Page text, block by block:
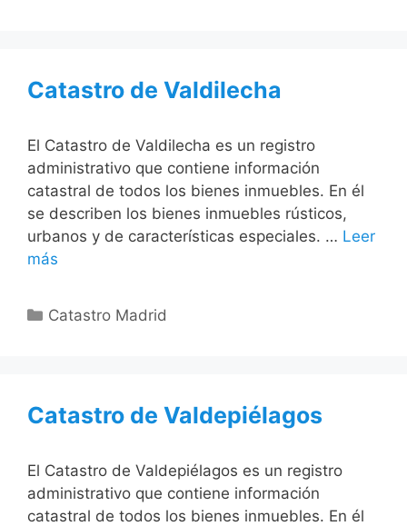
Catastro de Valdilecha
El Catastro de Valdilecha es un registro
administrativo que contiene información
catastral de todos los bienes inmuebles. En él
se describen los bienes inmuebles rústicos,
urbanos y de características especiales. … Leer
más
Categorías
Catastro Madrid
Catastro de Valdepiélagos
El Catastro de Valdepiélagos es un registro
administrativo que contiene información
catastral de todos los bienes inmuebles. En él